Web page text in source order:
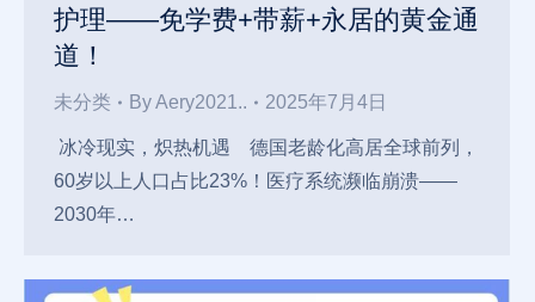
护理——免学费+带薪+永居的黄金通
道！
未分类 ByAery2021.. 2025年7月4日
冰冷现实，炽热机遇 德国老龄化高居全球前列，
60岁以上人口占比23%！医疗系统濒临崩溃——
2030年…